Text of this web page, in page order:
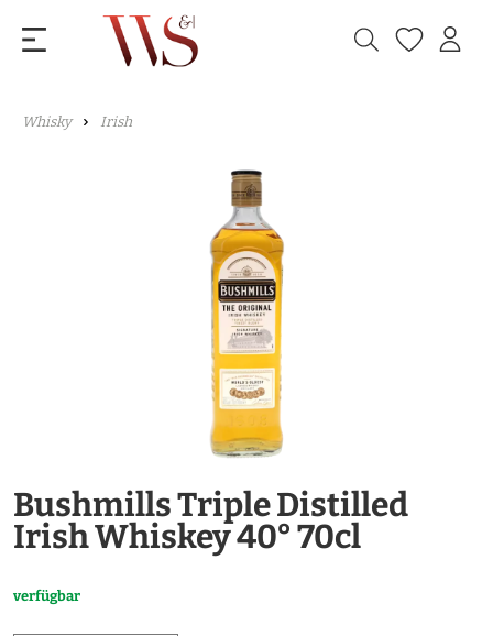
Whisky Irish
Bushmills Triple Distilled
Irish Whiskey 40° 70cl
verfügbar